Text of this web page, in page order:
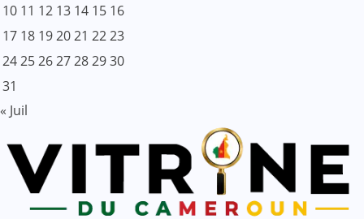
10 11 12 13 14 15 16
17 18 192021 2223
24252627282930
31
« Juil